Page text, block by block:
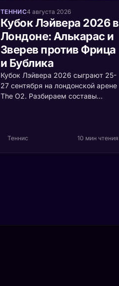
ТЕННИС4 августа 2026
Кубок Лэйвера 2026 в
Лондоне: Алькарас и
Зверев против Фрица
и Бублика
Кубок Лэйвера 2026 сыграют 25-
27 сентября на лондонской арене
The O2. Разбираем составы
судьбу трофея.
Теннис 10 мин чтения